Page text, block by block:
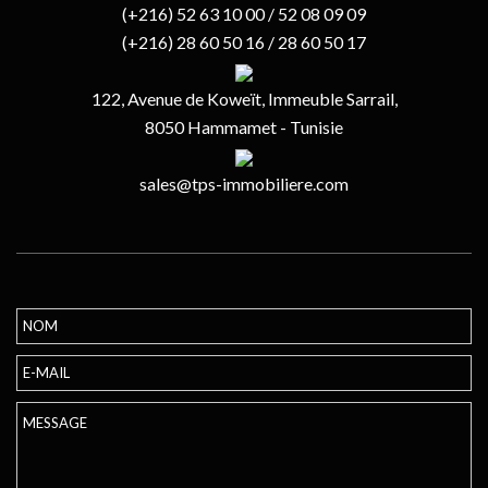
(+216) 52 63 10 00 / 52 08 09 09
(+216) 28 60 50 16 / 28 60 50 17
122, Avenue de Koweït, Immeuble Sarrail,
8050 Hammamet - Tunisie
sales@tps-immobiliere.com